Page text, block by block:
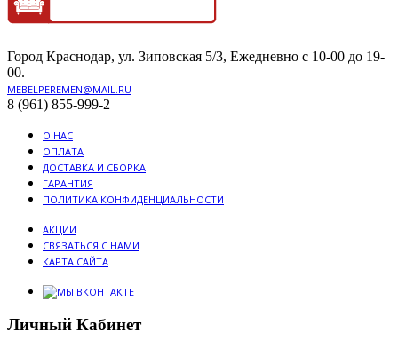
Город Краснодар, ул. Зиповская 5/3, Ежедневно с 10-00 до 19-
00.
MEBELPEREMEN@MAIL.RU
8 (961) 855-999-2
О НАС
ОПЛАТА
ДОСТАВКА И СБОРКА
ГАРАНТИЯ
ПОЛИТИКА КОНФИДЕНЦИАЛЬНОСТИ
АКЦИИ
СВЯЗАТЬСЯ С НАМИ
КАРТА САЙТА
Личный Кабинет